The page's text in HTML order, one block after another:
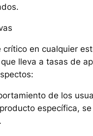
crítico en cualquier
lleva a tasas de
de los
específica,